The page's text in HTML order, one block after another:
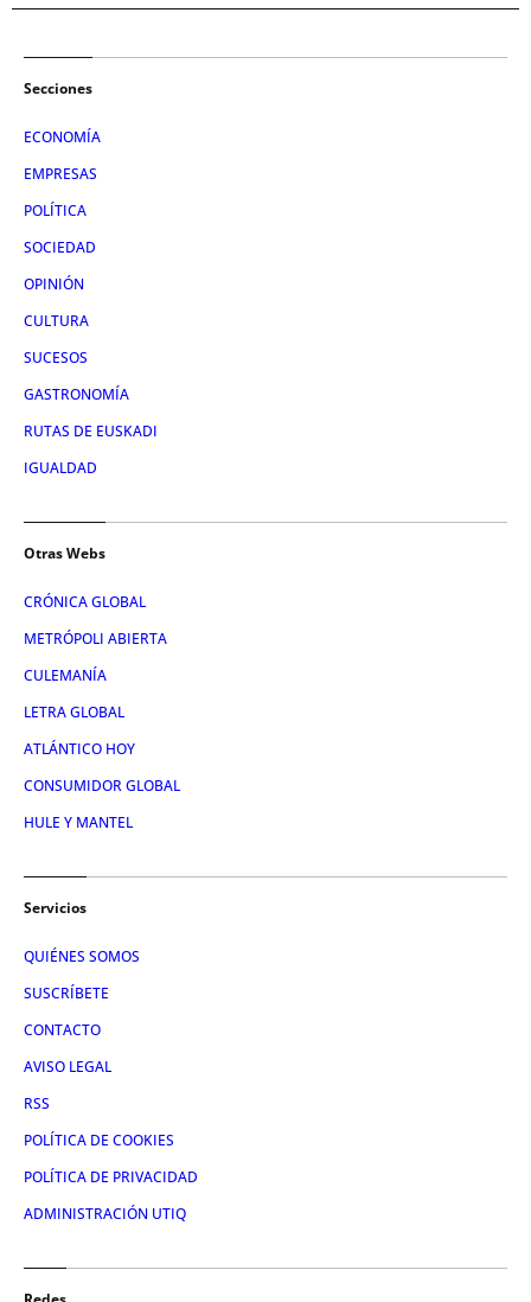
Secciones
ECONOMÍA
EMPRESAS
POLÍTICA
SOCIEDAD
OPINIÓN
CULTURA
SUCESOS
GASTRONOMÍA
RUTAS DE EUSKADI
IGUALDAD
Otras Webs
CRÓNICA GLOBAL
METRÓPOLI ABIERTA
CULEMANÍA
LETRA GLOBAL
ATLÁNTICO HOY
CONSUMIDOR GLOBAL
HULE Y MANTEL
Servicios
QUIÉNES SOMOS
SUSCRÍBETE
CONTACTO
AVISO LEGAL
RSS
POLÍTICA DE COOKIES
POLÍTICA DE PRIVACIDAD
ADMINISTRACIÓN UTIQ